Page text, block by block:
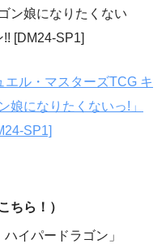
ン娘になりたくない
[DM24-SP1]
エル・マスターズTCG キ
娘になりたくないっ!」
SP1]
ちら！）
イパードラゴン」